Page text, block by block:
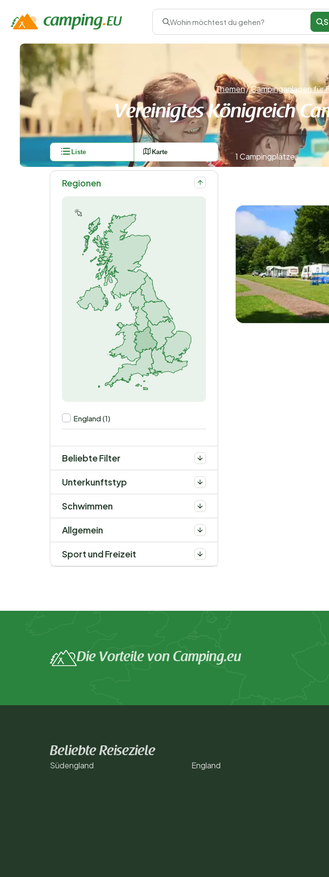
Wohin möchtest du gehen?
Themen/Campinganlagen für
Vereinigtes Königreich
Liste Karte
Regionen
England (1)
Beliebte Filter
Unterkunftstyp
Schwimmen
Allgemein
Sport und Freizeit
1 Campingplätze
Die Vorteile von Camping.eu
Beliebte Reiseziele
Südengland England